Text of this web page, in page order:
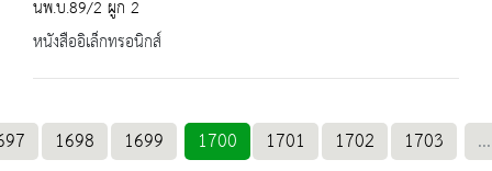
นพ.บ.89/2 ผูก 2
หนังสืออิเล็กทรอนิกส์
1698 1699 1700 1701 1702 1703 ...